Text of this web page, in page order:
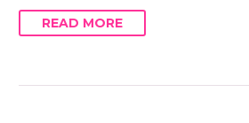
READ MORE